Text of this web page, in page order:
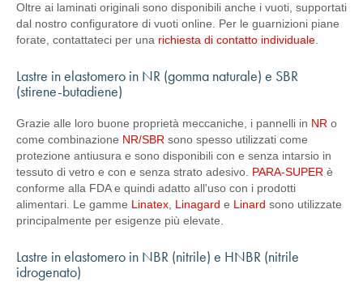
Oltre ai laminati originali sono disponibili anche i vuoti, supportati
dal nostro configuratore di vuoti online. Per le guarnizioni piane
forate, contattateci per una richiesta di contatto individuale
Lastre in elastomero in NR (gomma naturale) e SBR
(stirene-butadiene)
Grazie alle loro buone proprietà meccaniche, i pannelli in NR o
come combinazione NR/SBR sono spesso utilizzati come
protezione antiusura e sono disponibili con e senza intarsio in
tessuto di vetro e con e senza strato adesivo. PARA-SUPER è
conforme alla FDA e quindi adatto all'uso con i prodotti
alimentari. Le gamme Linatex Linagard e Linard sono utilizzate
principalmente per esigenze più elevate.
Lastre in elastomero in NBR (nitrile) e HNBR (nitrile
idrogenato)